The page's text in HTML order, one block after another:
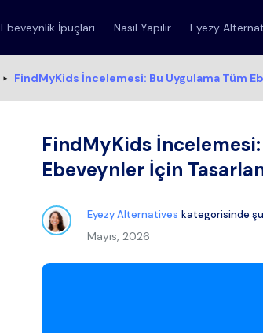
Ebeveynlik İpuçları Nasıl Yapılır Eyezy
FindMyKids İncelemesi: Bu Uygulama Tüm
FindMyKids
Ebeveynler İçin
Eyezy Alternatives kategorisinde
Mayıs, 2026